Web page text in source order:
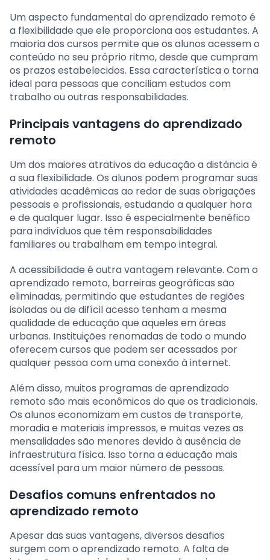
Um aspecto fundamental do aprendizado remoto é
a flexibilidade que ele proporciona aos estudantes. A
maioria dos cursos permite que os alunos acessem o
conteúdo no seu próprio ritmo, desde que cumpram
os prazos estabelecidos. Essa característica o torna
ideal para pessoas que conciliam estudos com
trabalho ou outras responsabilidades.
Principais vantagens do aprendizado
remoto
Um dos maiores atrativos da educação a distância é
a sua flexibilidade. Os alunos podem programar suas
atividades acadêmicas ao redor de suas obrigações
pessoais e profissionais, estudando a qualquer hora
e de qualquer lugar. Isso é especialmente benéfico
para indivíduos que têm responsabilidades
familiares ou trabalham em tempo integral.
A acessibilidade é outra vantagem relevante. Com o
aprendizado remoto, barreiras geográficas são
eliminadas, permitindo que estudantes de regiões
isoladas ou de difícil acesso tenham a mesma
qualidade de educação que aqueles em áreas
urbanas. Instituições renomadas de todo o mundo
oferecem cursos que podem ser acessados por
qualquer pessoa com uma conexão à internet.
Além disso, muitos programas de aprendizado
remoto são mais econômicos do que os tradicionais.
Os alunos economizam em custos de transporte,
moradia e materiais impressos, e muitas vezes as
mensalidades são menores devido à ausência de
infraestrutura física. Isso torna a educação mais
acessível para um maior número de pessoas.
Desafios comuns enfrentados no
aprendizado remoto
Apesar das suas vantagens, diversos desafios
surgem com o aprendizado remoto. A falta de